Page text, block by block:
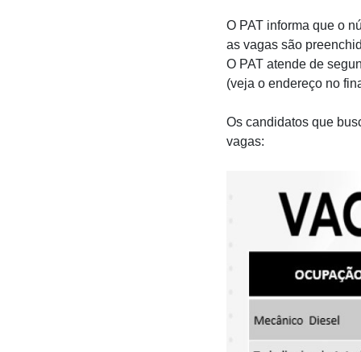
O PAT informa que o
as vagas são
O PAT atende de
(veja o endereço no
Os candidatos que
vagas: